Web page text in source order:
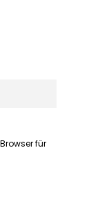
für